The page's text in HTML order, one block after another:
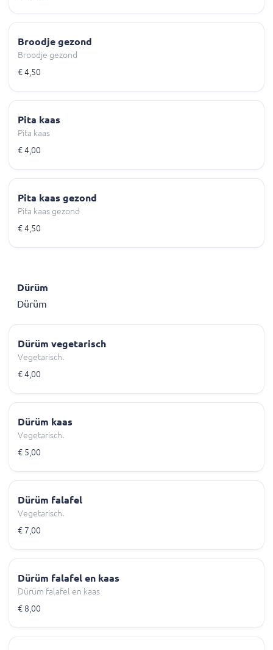
Broodje gezond
Broodje gezond
€ 4,50
Pita kaas
Pita kaas
€ 4,00
Pita kaas gezond
Pita kaas gezond
€ 4,50
Dürüm
Dürüm
Dürüm vegetarisch
Vegetarisch.
€ 4,00
Dürüm kaas
Vegetarisch.
€ 5,00
Dürüm falafel
Vegetarisch.
€ 7,00
Dürüm falafel en kaas
Dürüm falafel en kaas
€ 8,00